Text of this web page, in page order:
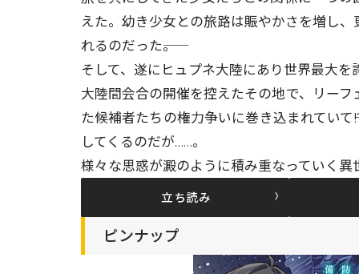
えた。幼き少女との旅路は賑やかさを増し
れるのだった――。
そして、遂にヒュプネ大陸にあり世界最大
大陸間会合の開催を控えたその地で、リー
た候補者たちの権力争いに巻き込まれてい
してくるのだが……。
様々な思惑が澱のように積み重なっていく異
立ち読み
ピンナップ